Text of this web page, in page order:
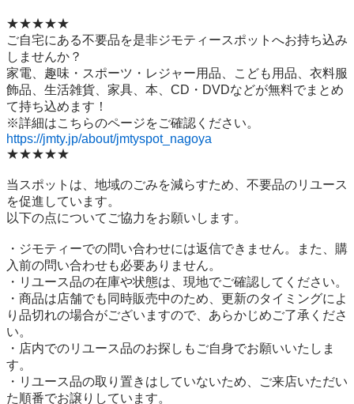
★★★★★
ご自宅にある不要品を是非ジモティースポットへお持ち込み
しませんか？
家電、趣味・スポーツ・レジャー用品、こども用品、衣料服
飾品、生活雑貨、家具、本、CD・DVDなどが無料でまとめ
て持ち込めます！
https://jmty.jp/about/jmtyspot_nagoya
★★★★★
当スポットは、地域のごみを減らすため、不要品のリユース
を促進しています。
以下の点についてご協力をお願いします。
・ジモティーでの問い合わせには返信できません。また、購
入前の問い合わせも必要ありません。
・リユース品の在庫や状態は、現地でご確認してください。
・商品は店舗でも同時販売中のため、更新のタイミングによ
り品切れの場合がございますので、あらかじめご了承くださ
い。
・店内でのリユース品のお探しもご自身でお願いいたしま
す。
・リユース品の取り置きはしていないため、ご来店いただい
た順番でお譲りしています。